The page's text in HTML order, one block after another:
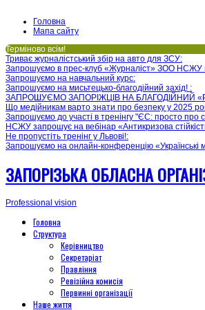
Головна
Мапа сайту
Терміново всім!
Триває журналістський збір на авто для ЗСУ:
Запрошуємо в прес-клуб «Журналіст» ЗОО НСЖУ
Запрошуємо на навчальний курс:
Запрошуємо на мисьтецько-благодійний захід! :
ЗАПРОШУЄМО ЗАПОРІЖЦІВ НА БЛАГОДІЙНИЙ
Що медійникам варто знати про безпеку у 2025
Запрошуємо до участі в тренінгу "ЄС: просто
НСЖУ запрошує на вебінар «Антикризова
Не пропустіть тренінг у Львові!:
Запрошуємо на онлайн-конференцію «Українські
ЗАПОРІЗЬКА ОБЛАСНА
Professional vision
Головна
Структура
Керівництво
Секретаріат
Правління
Ревізійна комисія
Первинні організації
Наше життя